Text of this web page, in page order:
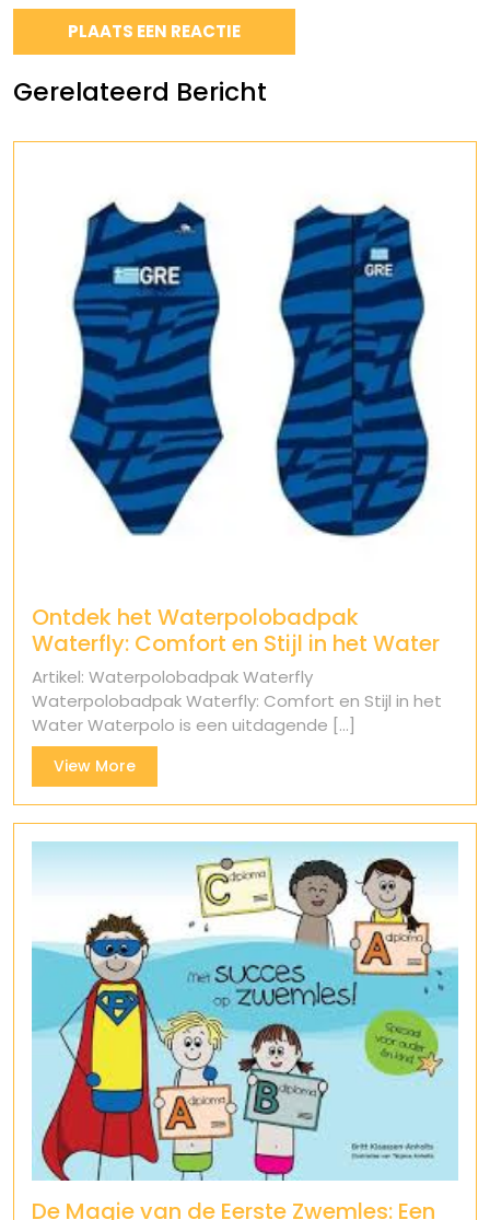
Gerelateerd Bericht
Ontdek het Waterpolobadpak
Waterfly: Comfort en Stijl in het Water
Artikel: Waterpolobadpak Waterfly
Waterpolobadpak Waterfly: Comfort en Stijl in het
Water Waterpolo is een uitdagende [...]
View MoreView
More
De Magie van de Eerste Zwemles: Een